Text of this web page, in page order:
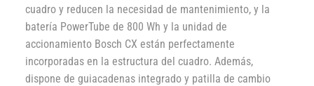
cuadro y reducen la necesidad de mantenimiento, y la
batería PowerTube de 800 Wh y la unidad de
accionamiento Bosch CX están perfectamente
incorporadas en la estructura del cuadro. Además,
dispone de guiacadenas integrado y patilla de cambio